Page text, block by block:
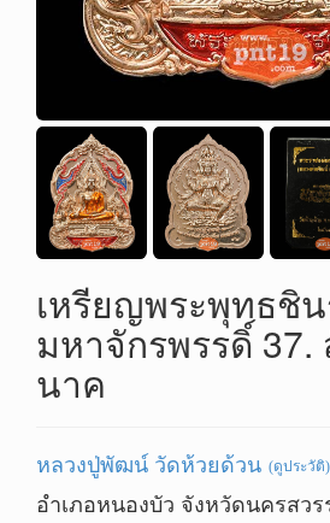
เหรียญพระพุทธชิ
มหาจักรพรรดิ์
นาค
หลวงปู่พัฒน์ วัดห้วยด้วน (ดูประวัติ)
อำเภอหนองบัว จังหวัดนครสว